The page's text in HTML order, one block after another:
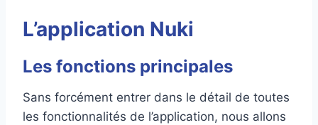
L’application Nuki
Les fonctions principales
Sans forcément entrer dans le détail de toutes
les fonctionnalités de l’application, nous allons